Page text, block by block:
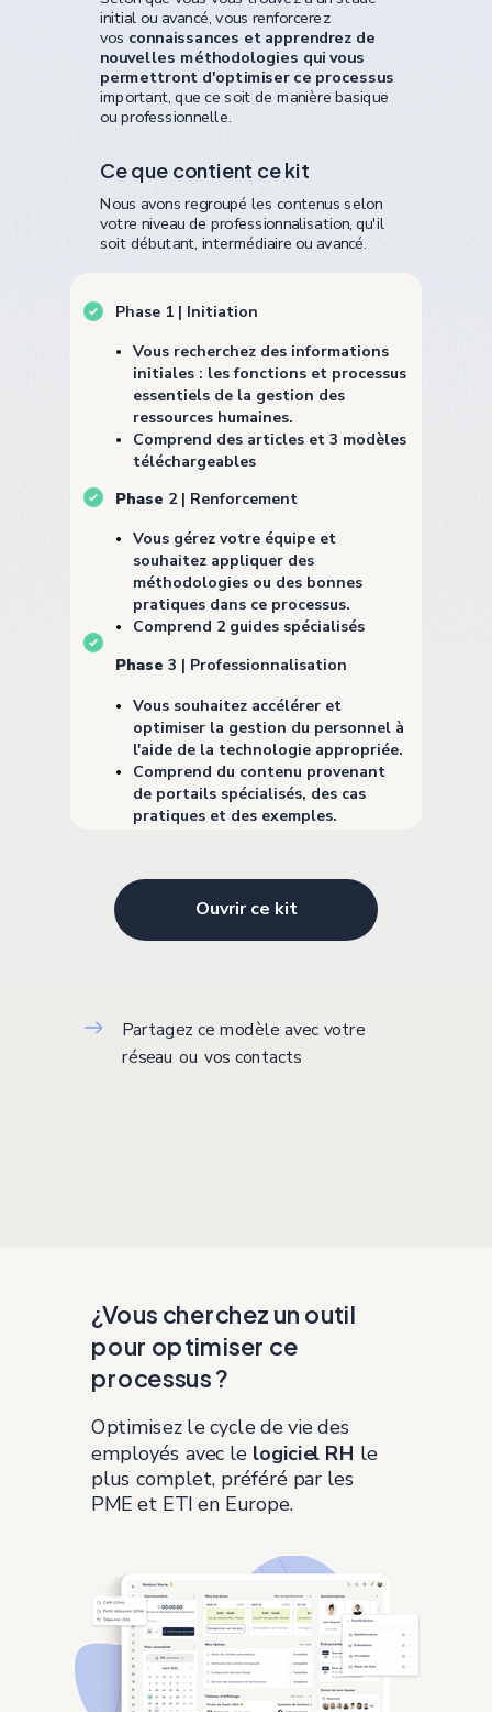
Ce que contient ce kit
initial ou avancé, vous renforcerez
vos connaissances et apprendrez de
nouvelles méthodologies qui vous
permettront d'optimiser ce processus
important, que ce soit de manière basique
ou professionnelle.
Nous avons regroupé les contenus selon
votre niveau de professionnalisation, qu'il
soit débutant, intermédiaire ou avancé.
Ouvrir ce kit
Phase 1 | Initiation
Vous recherchez des informations
initiales : les fonctions et processus
essentiels de la gestion des
ressources humaines.
Comprend des articles et 3 modèles
téléchargeables
Phase 2 | Renforcement
Vous gérez votre équipe et
souhaitez appliquer des
méthodologies ou des bonnes
pratiques dans ce processus.
Comprend 2 guides spécialisés
Phase 3 | Professionnalisation
Vous souhaitez accélérer et
optimiser la gestion du personnel à
l'aide de la technologie appropriée.
Comprend du contenu provenant
de portails spécialisés, des cas
pratiques et des exemples.
Partagez ce modèle avec votre
réseau ou vos contacts
¿Vous cherchez un outil
pour optimiser ce
processus ?
Optimisez le cycle de vie des
employés avec le logiciel RH le
plus complet, préféré par les
PME et ETI en Europe.